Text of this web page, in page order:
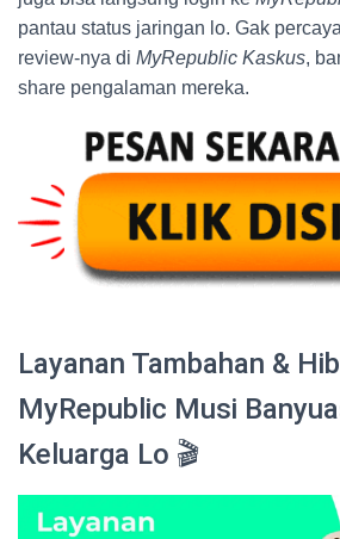
pantau status jaringan lo. Gak
review-nya di MyRepublic Kaskus,
share pengalaman mereka.
Layanan Tambahan &
MyRepublic Musi
Keluarga Lo 🎬